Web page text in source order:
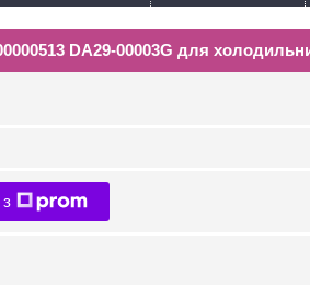
DA29-00003G для